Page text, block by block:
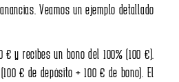
las ganancias. Veamos un ejemplo
100 € y recibes un bono del 100%
200 € (100 € de depósito + 100 € de